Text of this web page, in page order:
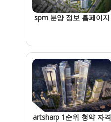
spm 분양 정보 홈페이지
artsharp 1순위 청약 자격